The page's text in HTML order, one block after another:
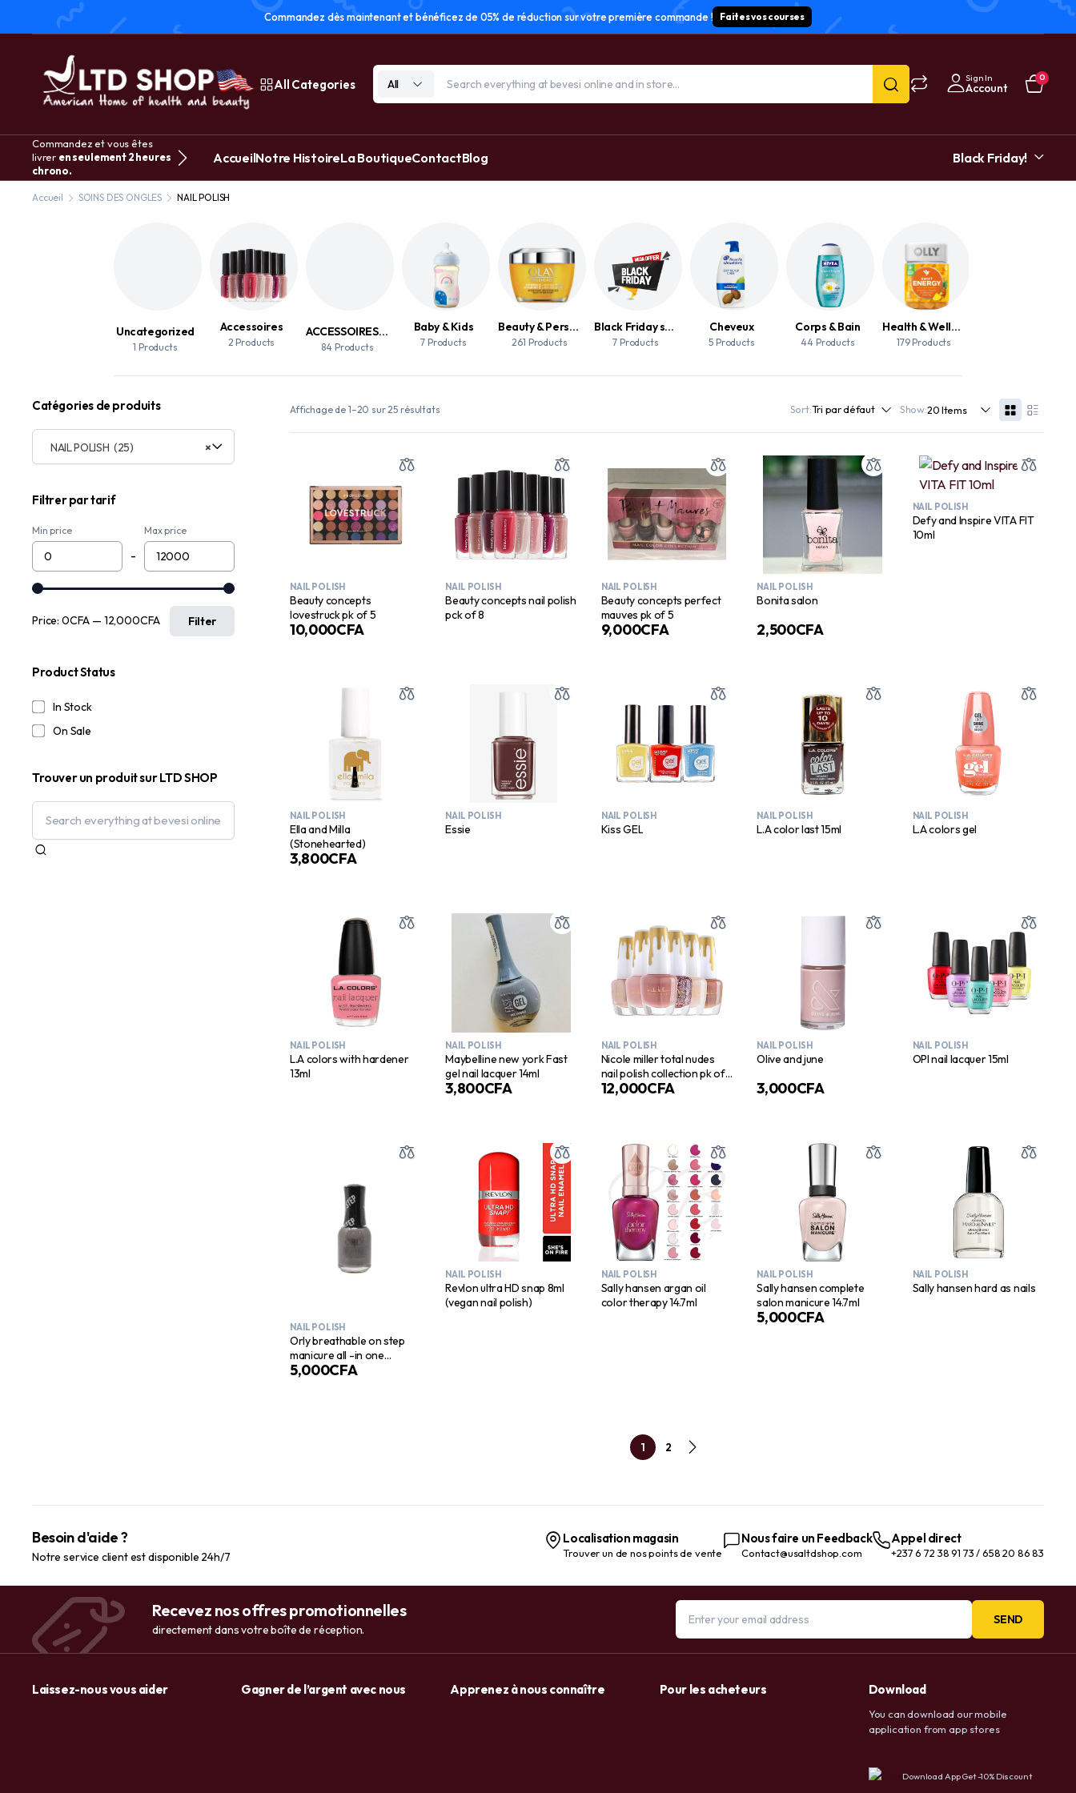
Commandez dès maintenant et bénéficez de 05% de réduction sur votre première commande ! Faites vos courses
All Categories All Sign In
Account
0
Commandez et vous êtes
livrer en seulement 2 heures
chrono.
AccueilNotre HistoireLa BoutiqueContactBlog Black Friday!
Accueil SOINS DES ONGLES NAIL POLISH
Uncategorized
1 Products
Accessoires
2 Products
ACCESSOIRES DE MAQUILLAGE
84 Products
Baby & Kids
7 Products
Beauty & Personal Care
261 Products
Black Friday sale
7 Products
Cheveux
5 Products
Corps & Bain
44 Products
Health & Wellness
179 Products
Affichage de 1–20 sur 25 résultats Sort: Show:
NAIL POLISH
Beauty concepts
lovestruck pk of 5
10,000CFA
NAIL POLISH
Beauty concepts nail polish
pck of 8
NAIL POLISH
Beauty concepts perfect
mauves pk of 5
9,000CFA
NAIL POLISH
Bonita salon
2,500CFA
NAIL POLISH
Defy and Inspire VITA FIT
10ml
NAIL POLISH
Ella and Milla
(Stonehearted)
3,800CFA
NAIL POLISH
Essie
NAIL POLISH
Kiss GEL
NAIL POLISH
L.A color last 15ml
NAIL POLISH
L.A colors gel
NAIL POLISH
L.A colors with hardener
13ml
NAIL POLISH
Maybelline new york Fast
gel nail lacquer 14ml
3,800CFA
NAIL POLISH
Nicole miller total nudes
nail polish collection pk of
6
12,000CFA
NAIL POLISH
Olive and june
3,000CFA
NAIL POLISH
OPI nail lacquer 15ml
NAIL POLISH
Orly breathable on step
manicure all -in one
5,000CFA
NAIL POLISH
Revlon ultra HD snap 8ml
(vegan nail polish)
NAIL POLISH
Sally hansen argan oil
color therapy 14.7ml
NAIL POLISH
Sally hansen complete
salon manicure 14.7ml
5,000CFA
NAIL POLISH
Sally hansen hard as nails
1 2
Catégories de produits
×
NAIL POLISH (25)
Filtrer par tarif
Min price
-
Max price
Filter
Price: 0CFA — 12,000CFA
Product Status
In Stock
On Sale
Trouver un produit sur LTD SHOP
Besoin d'aide ?
Notre service client est disponible 24h/7
Localisation magasin
Trouver un de nos points de vente
Nous faire un Feedback
Contact@usaltdshop.com
Appel direct
+237 6 72 38 91 73 / 658 20 86 83
Recevez nos offres promotionnelles
directement dans votre boîte de réception.
SEND
Laissez-nous vous aider Gagner de l’argent avec nous Apprenez à nous connaître Pour les acheteurs Download
You can download our mobile
application from app stores
Download App Get -10% Discount